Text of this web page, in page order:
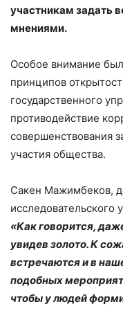
участникам задать
мнениями.
Особое внимание
принципов
государственного
противодействие
совершенствования
участия общества.
Сакен Мажимбеков,
исследовательского
«Как говорится,
увидев золото. К
встречаются и в
подобных
чтобы у людей